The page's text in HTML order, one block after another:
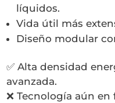
líquidos.
Vida útil más
Diseño modular
✅ Alta densidad
avanzada.
❌ Tecnología aún